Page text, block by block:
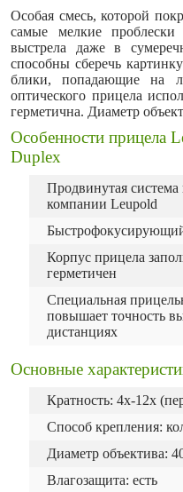
Особая смесь, которой
самые мелкие проблески
выстрела даже в
способны сберечь
блики, попадающие на
оптического прицела
герметична. Диаметр
Особенности прицела
Duplex
Продвинутая
компании Leupold
Корпус прицела
герметичен
Специальная
повышает точность
дистанциях
Основные
Кратность: 4х-12х
Способ крепления:
Диаметр объектива:
Влагозащита: есть